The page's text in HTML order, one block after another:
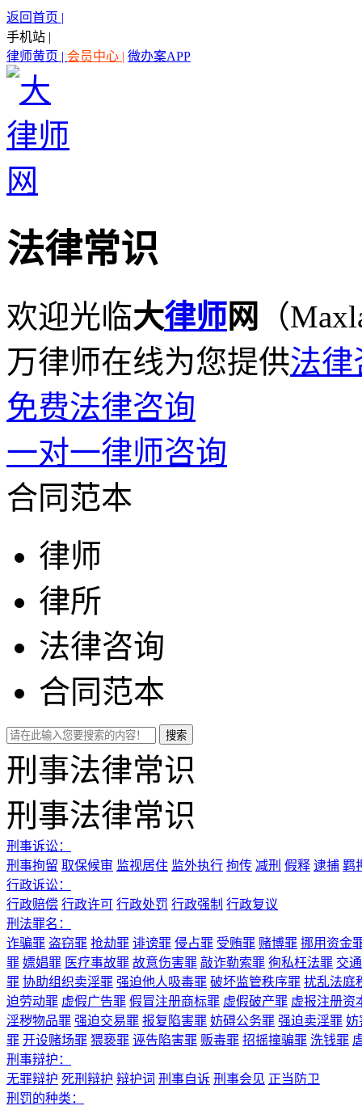
返回首页 |
手机站 |
律师黄页 | 会员中心 | 微办案APP
法律常识
欢迎光临大律师网
（
万律师在线为您提供法律
免费法律咨询
一对一律师咨询
合同范本
律师
律所
法律咨询
合同范本
刑事法律常识
刑事法律常识
刑事诉讼：
刑事拘留 取保候审 监视居住 监外执行 拘传 减刑 假释 逮捕 羁
行政诉讼：
行政赔偿 行政许可 行政处罚 行政强制 行政复议
刑法罪名：
诈骗罪 盗窃罪 抢劫罪 诽谤罪 侵占罪 受贿罪 赌博罪 挪用资金
罪 嫖娼罪 医疗事故罪 故意伤害罪 敲诈勒索罪 徇私枉法罪 交
罪 协助组织卖淫罪 强迫他人吸毒罪 破坏监管秩序罪 扰乱法庭
迫劳动罪 虚假广告罪 假冒注册商标罪 虚假破产罪 虚报注册资
淫秽物品罪 强迫交易罪 报复陷害罪 妨碍公务罪 强迫卖淫罪 妨
罪 开设赌场罪 猥亵罪 诬告陷害罪 贩毒罪 招摇撞骗罪 洗钱罪
刑事辩护：
无罪辩护 死刑辩护 辩护词 刑事自诉 刑事会见 正当防卫
刑罚的种类：